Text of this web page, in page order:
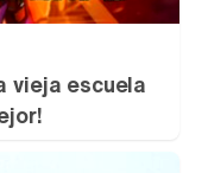
vieja escuela